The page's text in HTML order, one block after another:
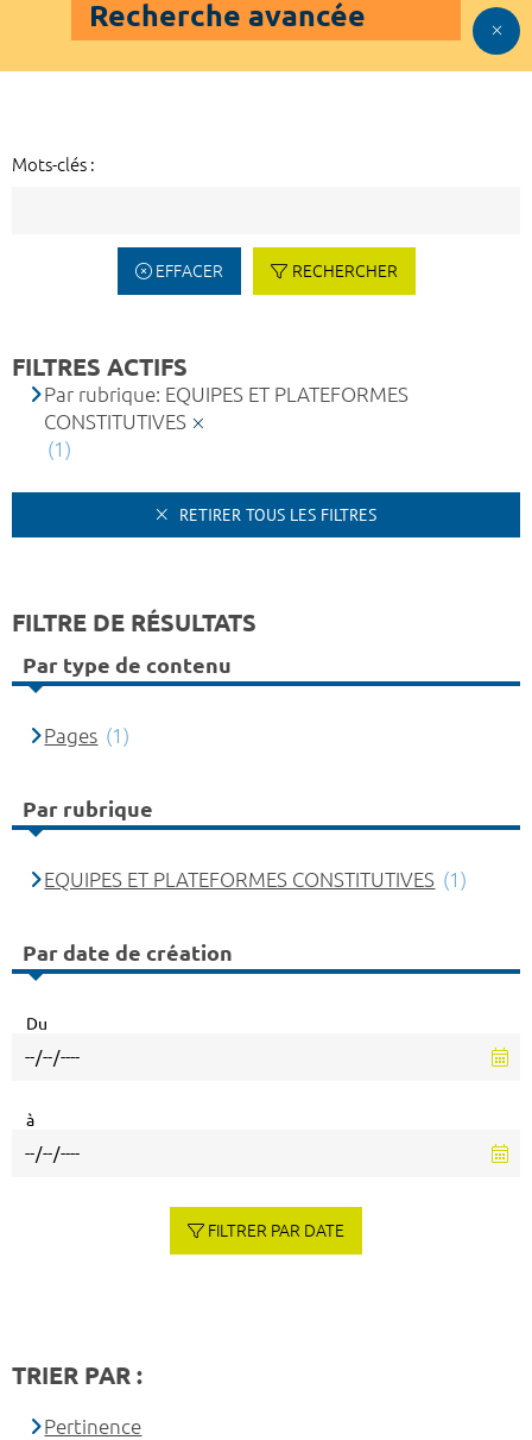
Recherche avancée
Mots-clés :
EFFACER RECHERCHER
FILTRES ACTIFS
Par rubrique: EQUIPES ET PLATEFORMES
CONSTITUTIVES
(1)
RETIRER TOUS LES FILTRES
FILTRE DE RÉSULTATS
Par type de contenu
Pages (1)
Par rubrique
EQUIPES ET PLATEFORMES CONSTITUTIVES (1)
Par date de création
Du
à
FILTRER PAR DATE
TRIER PAR :
Pertinence